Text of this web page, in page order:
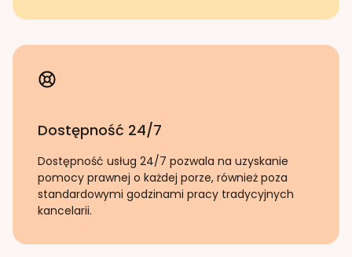
Dostępność 24/7
Dostępność usług 24/7 pozwala na uzyskanie
pomocy prawnej o każdej porze, również poza
standardowymi godzinami pracy tradycyjnych
kancelarii.